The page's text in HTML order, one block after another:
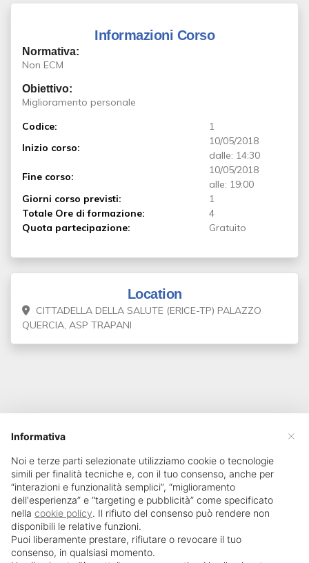
Informazioni Corso
Normativa:
Non ECM
Obiettivo:
Miglioramento personale
Codice:
1
Inizio corso:
10/05/2018
dalle: 14:30
Fine corso:
10/05/2018
alle: 19:00
Giorni corso previsti:
1
Totale Ore di formazione:
4
Quota partecipazione:
Gratuito
Location
CITTADELLA DELLA SALUTE (ERICE-TP) PALAZZO
QUERCIA, ASP TRAPANI
×
Informativa
Noi e terze parti selezionate utilizziamo cookie o tecnologie
simili per finalità tecniche e, con il tuo consenso, anche per
“interazioni e funzionalità semplici”, “miglioramento
dell'esperienza” e “targeting e pubblicità” come specificato
nella cookie policy. Il rifiuto del consenso può rendere non
disponibili le relative funzioni.
Puoi liberamente prestare, rifiutare o revocare il tuo
consenso, in qualsiasi momento.